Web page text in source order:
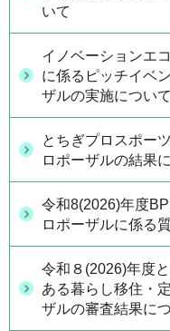
いて
イノベーションエ
に係るピッチイベ
ザルの実施について
とちぎプロスポー
ロポーザルの結果
令和8(2026)年度
ロポーザルに係る
令和８(2026)年度
ある暮らし移住・
ザルの審査結果に